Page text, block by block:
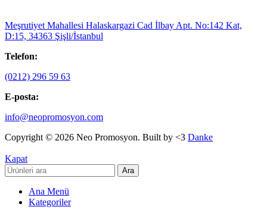
Meşrutiyet Mahallesi Halaskargazi Cad İlbay Apt. No:142 Kat,
D:15, 34363 Şişli/İstanbul
Telefon:
(0212) 296 59 63
E-posta:
info@neopromosyon.com
Copyright © 2026 Neo Promosyon. Built by <3 Danke
Kapat
Ara
Ana Menü
Kategoriler